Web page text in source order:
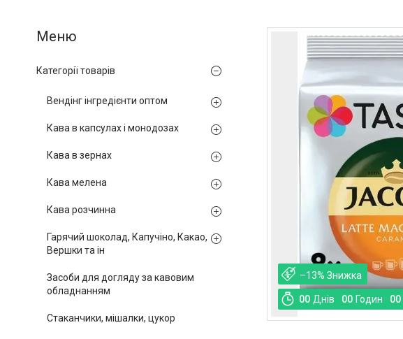
–13%
00 Днів 00 Годин 00
Категорії товарів
Вендінг інгредієнти оптом
Кава в капсулах і монодозах
Кава в зернах
Кава мелена
Кава розчинна
Гарячий шоколад, Капучіно, Какао,
Вершки та ін
Засоби для догляду за кавовим
обладнанням
Стаканчики, мішалки, цукор